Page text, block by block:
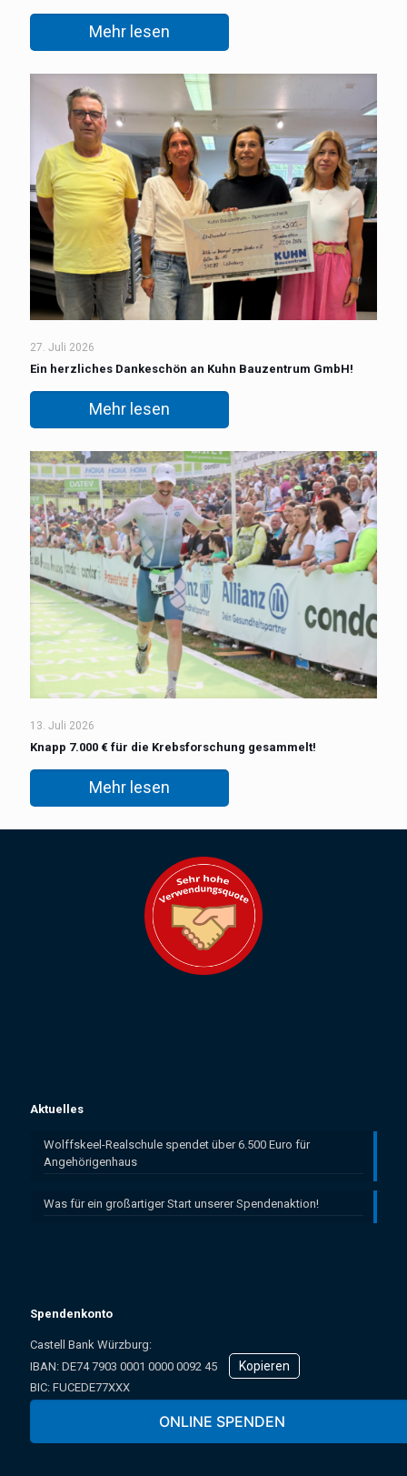
Mehr lesen
27. Juli 2026
Ein herzliches Dankeschön an Kuhn Bauzentrum GmbH!
Mehr lesen
13. Juli 2026
Knapp 7.000 € für die Krebsforschung gesammelt!
Mehr lesen
Aktuelles
Wolffskeel-Realschule spendet über 6.500 Euro für
Angehörigenhaus
Was für ein großartiger Start unserer Spendenaktion!
Spendenkonto
Castell Bank Würzburg:
IBAN: ­DE74 7903 0001 0000 0092 45
Kopieren
BIC: FUCEDE77XXX
Oder online über unser Spendenformular:
ONLINE SPENDEN